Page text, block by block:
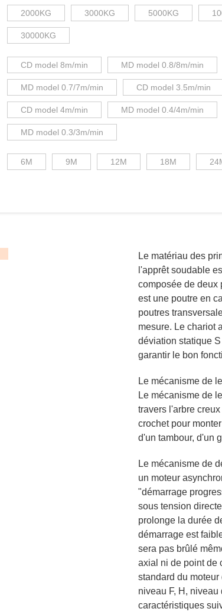
2000KG 3000KG 5000KG
30000KG
CD model 8m/min MD model 0.8/8m/min
MD model 0.7/7m/min CD model 3.5m/min
CD model 4m/min MD model 0.4/4m/min
MD model 0.3/3m/min
6M 9M 12M 18M
Le matériau des
l'apprêt soudable
composée de deux
est une poutre en
poutres
mesure. Le chariot
déviation statique
garantir le bon
Le mécanisme de
Le mécanisme de
travers l'arbre
crochet pour
d'un tambour, d'un
Le mécanisme de
un moteur
"démarrage
sous tension
prolonge la durée
démarrage est
sera pas brûlé
axial ni de point de
standard du
niveau F, H,
caractéristiques